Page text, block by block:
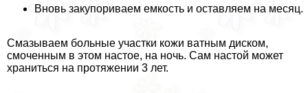
Вновь закупориваем емкость и оставляем на месяц.
Смазываем больные участки кожи ватным диском,
смоченным в этом настое, на ночь. Сам настой может
храниться на протяжении 3 лет.